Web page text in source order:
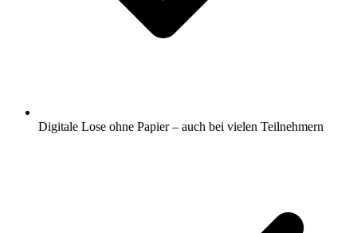
Digitale Lose ohne Papier – auch bei vielen Teilnehmern